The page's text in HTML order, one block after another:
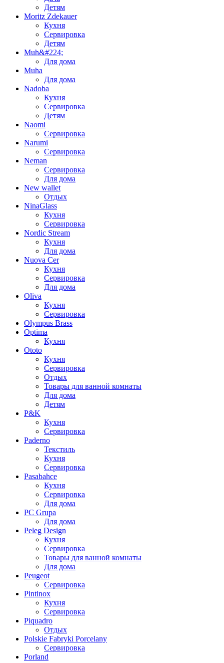
Детям
Moritz Zdekauer
Кухня
Сервировка
Детям
Muh&#224;
Для дома
Muha
Для дома
Nadoba
Кухня
Сервировка
Детям
Naomi
Сервировка
Narumi
Сервировка
Neman
Сервировка
Для дома
New wallet
Отдых
NinaGlass
Кухня
Сервировка
Nordic Stream
Кухня
Для дома
Nuova Cer
Кухня
Сервировка
Для дома
Oliva
Кухня
Сервировка
Olympus Brass
Optima
Кухня
Ototo
Кухня
Сервировка
Отдых
Товары для ванной комнаты
Для дома
Детям
P&K
Кухня
Сервировка
Paderno
Текстиль
Кухня
Сервировка
Pasabahce
Кухня
Сервировка
Для дома
PC Grupa
Для дома
Peleg Design
Кухня
Сервировка
Товары для ванной комнаты
Для дома
Peugeot
Сервировка
Pintinox
Кухня
Сервировка
Piquadro
Отдых
Polskie Fabryki Porcelany
Сервировка
Porland